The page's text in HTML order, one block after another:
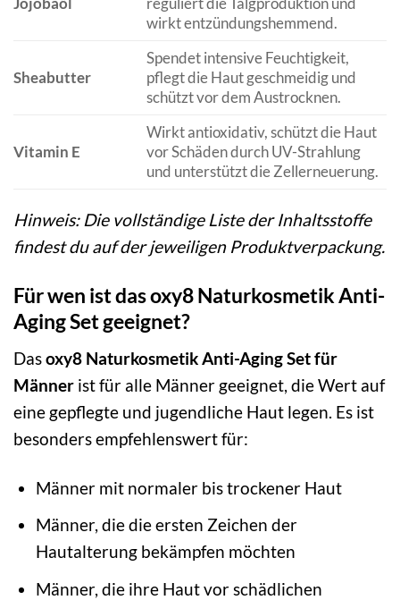
wirkt entzündungshemmend.
Sheabutter
Spendet intensive Feuchtigkeit,
pflegt die Haut geschmeidig und
schützt vor dem Austrocknen.
Vitamin E
Wirkt antioxidativ, schützt die Haut
vor Schäden durch UV-Strahlung
und unterstützt die Zellerneuerung.
Hinweis: Die vollständige Liste der Inhaltsstoffe
findest du auf der jeweiligen Produktverpackung.
Für wen ist das oxy8 Naturkosmetik Anti-
Aging Set geeignet?
Dasoxy8 Naturkosmetik Anti-Aging Set für
Männer ist für alle Männer geeignet, die Wert auf
eine gepflegte und jugendliche Haut legen. Es ist
besonders empfehlenswert für:
Männer mit normaler bis trockener Haut
Männer, die die ersten Zeichen der
Hautalterung bekämpfen möchten
Männer, die ihre Haut vor schädlichen